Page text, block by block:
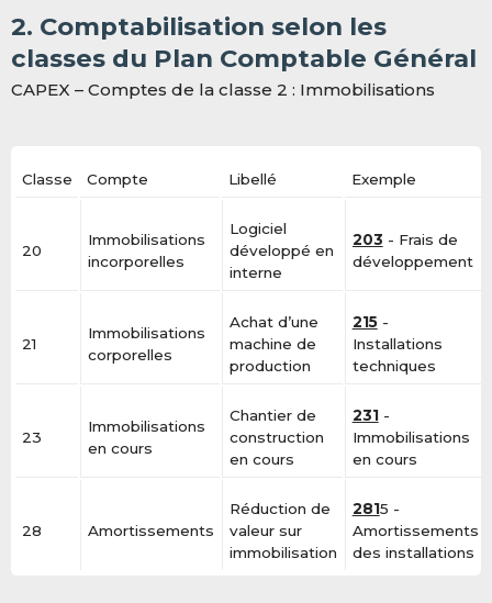
2. Comptabilisation selon les
classes du Plan Comptable Général
CAPEX – Comptes de la classe 2 : Immobilisations
Classe Compte Libellé Exemple
20
Immobilisations
incorporelles
Logiciel
développé en
interne
203 - Frais de
développement
21
Immobilisations
corporelles
Achat d’une
machine de
production
215-
Installations
techniques
23
Immobilisations
en cours
Chantier de
construction
en cours
231-
Immobilisations
en cours
28 Amortissements
Réduction de
valeur sur
immobilisation
2815 -
Amortissements
des installations